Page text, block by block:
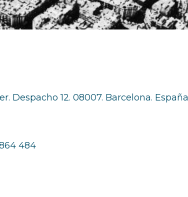
Despacho 12. 08007. Barcelona. España
484